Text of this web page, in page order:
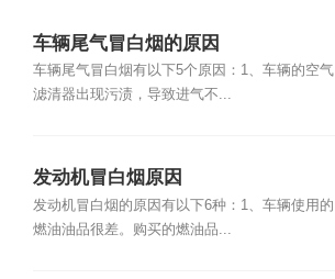
车辆尾气冒白烟的原因
车辆尾气冒白烟有以下5个原因：1、车辆的空气
滤清器出现污渍，导致进气不...
发动机冒白烟原因
发动机冒白烟的原因有以下6种：1、车辆使用的
燃油油品很差。购买的燃油品...